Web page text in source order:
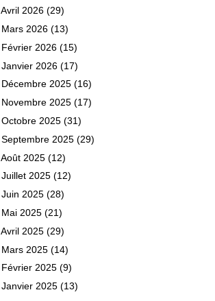
Avril 2026 (29)
Mars 2026 (13)
Février 2026 (15)
Janvier 2026 (17)
Décembre 2025 (16)
Novembre 2025 (17)
Octobre 2025 (31)
Septembre 2025 (29)
Août 2025 (12)
Juillet 2025 (12)
Juin 2025 (28)
Mai 2025 (21)
Avril 2025 (29)
Mars 2025 (14)
Février 2025 (9)
Janvier 2025 (13)